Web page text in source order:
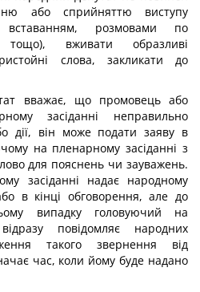
або сприйняттю виступу
вставанням, розмовами по
тощо), вживати образливі
слова, закликати до
вважає, що промовець або
засіданні неправильно
дії, він може подати заяву в
на пленарному засіданні з
для пояснень чи зауважень.
засіданні надає народному
в кінці обговорення, але до
випадку головуючий на
повідомляє народних
такого звернення від
час, коли йому буде надано